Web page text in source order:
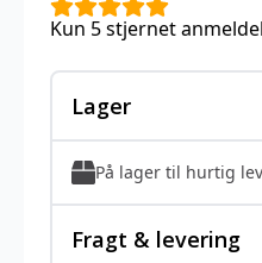
Kun 5 stjernet
Lager
På lager til hurtig
Fragt & levering